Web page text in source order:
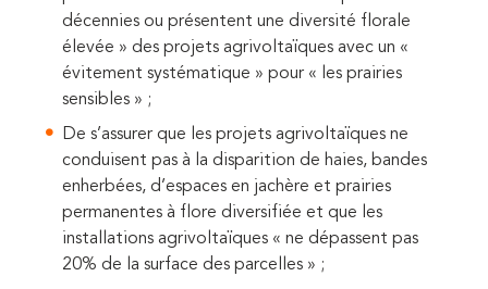
décennies ou présentent une diversité florale
élevée » des projets agrivoltaïques avec un «
évitement systématique » pour « les prairies
sensibles » ;
De s’assurer que les projets agrivoltaïques ne
conduisent pas à la disparition de haies, bandes
enherbées, d’espaces en jachère et prairies
permanentes à flore diversifiée et que les
installations agrivoltaïques « ne dépassent pas
20% de la surface des parcelles » ;